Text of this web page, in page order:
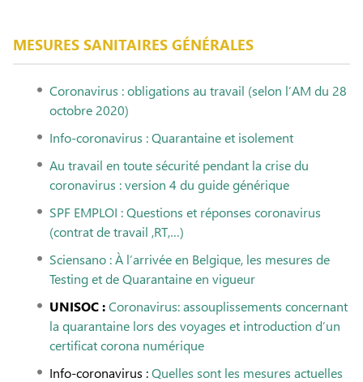
MESURES SANITAIRES GÉNÉRALES
Coronavirus : obligations au travail (selon l’AM du 28
octobre 2020)
Info-coronavirus : Quarantaine et isolement
Au travail en toute sécurité pendant la crise du
coronavirus : version 4 du guide générique
SPF EMPLOI : Questions et réponses coronavirus
(contrat de travail ,RT,…)
Sciensano : À l’arrivée en Belgique, les mesures de
Testing et de Quarantaine en vigueur
UNISOC :Coronavirus: assouplissements concernant
la quarantaine lors des voyages et introduction d’un
certificat corona numérique
Info-coronavirus :Quelles sont les mesures actuelles